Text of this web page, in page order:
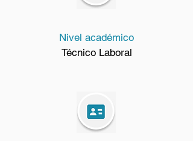
Nivel académico
Técnico Laboral